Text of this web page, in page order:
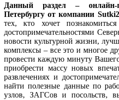
Данный раздел – онлайн-
Петербургу от компании Sutki2
тех, кто хочет
достопримечательностями
новости культурной жизни,
комплексы – все это и многое
провести каждую минуту
приобрести массу новых
развлечениях и
найти полезные данные по
узлов, ЗАГСов и посольств,